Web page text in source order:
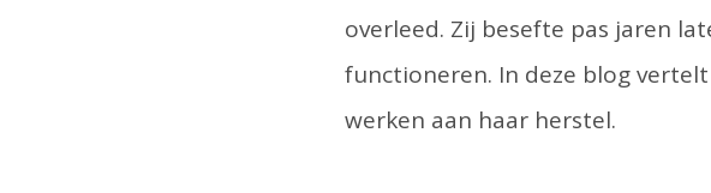
overleed. Zij besefte pas jaren
functioneren. In deze blog
werken aan haar herstel.